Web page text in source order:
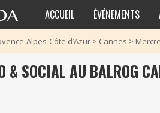
ACCUEIL ÉVÉNEMENTS
Alpes-Côte d’Azur > Cannes >
& SOCIAL AU BALROG